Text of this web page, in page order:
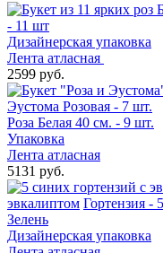
- 11 шт
Дизайнерская упаковка
Лента атласная
2599 руб.
Эустома Розовая - 7 шт.
Роза Белая 40 см. - 9 шт.
Упаковка
Лента атласная
5131 руб.
эвкалиптом Гортензия -
Зелень
Дизайнерская упаковка